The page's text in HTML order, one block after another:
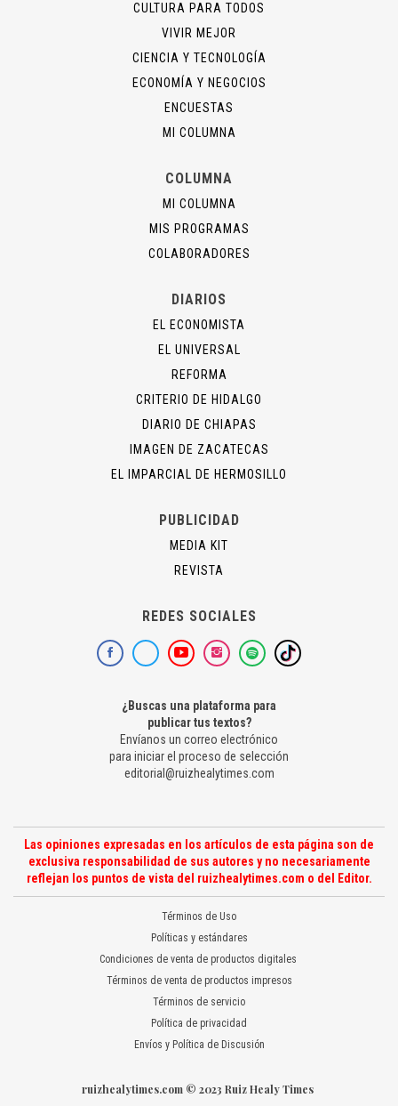
CULTURA PARA TODOS
VIVIR MEJOR
CIENCIA Y TECNOLOGÍA
ECONOMÍA Y NEGOCIOS
ENCUESTAS
MI COLUMNA
COLUMNA
MI COLUMNA
MIS PROGRAMAS
COLABORADORES
DIARIOS
EL ECONOMISTA
EL UNIVERSAL
REFORMA
CRITERIO DE HIDALGO
DIARIO DE CHIAPAS
IMAGEN DE ZACATECAS
EL IMPARCIAL DE HERMOSILLO
PUBLICIDAD
MEDIA KIT
REVISTA
REDES SOCIALES
¿Buscas una plataforma para
publicar tus textos?
Envíanos un correo electrónico
para iniciar el proceso de selección
editorial@ruizhealytimes.com
Las opiniones expresadas en los artículos de esta página son de
exclusiva responsabilidad de sus autores y no necesariamente
reflejan los puntos de vista del ruizhealytimes.com o del Editor.
Términos de Uso
Políticas y estándares
Condiciones de venta de productos digitales
Términos de venta de productos impresos
Términos de servicio
Política de privacidad
Envíos y Política de Discusión
ruizhealytimes.com © 2023 Ruiz Healy Times